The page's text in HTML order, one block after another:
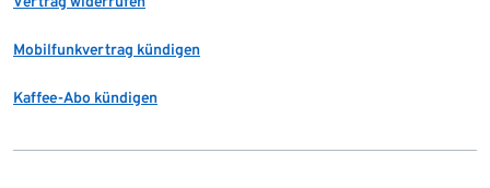
Mobilfunkvertrag kündigen
Kaffee-Abo kündigen